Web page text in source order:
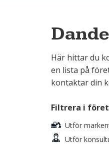
Här hittar du
en lista på
kontaktar din
Filtrera i
Utför
Utför